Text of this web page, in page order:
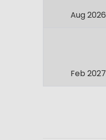
Aug 2026
Feb 2027